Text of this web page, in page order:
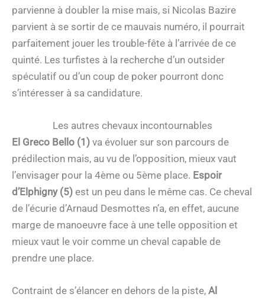
parvienne à doubler la mise mais, si Nicolas Bazire
parvient à se sortir de ce mauvais numéro, il pourrait
parfaitement jouer les trouble-fête à l’arrivée de ce
quinté. Les turfistes à la recherche d’un outsider
spéculatif ou d’un coup de poker pourront donc
s’intéresser à sa candidature.
Les autres chevaux incontournables
El Greco Bello (1) va évoluer sur son parcours de
prédilection mais, au vu de l’opposition, mieux vaut
l’envisager pour la 4ème ou 5ème place. Espoir
d’Elphigny (5) est un peu dans le même cas. Ce cheval
de l’écurie d’Arnaud Desmottes n’a, en effet, aucune
marge de manoeuvre face à une telle opposition et
mieux vaut le voir comme un cheval capable de
prendre une place.
Contraint de s’élancer en dehors de la piste, Al